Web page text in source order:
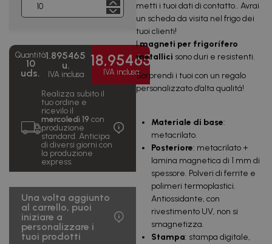
1000
0,72
720,28
2500
uds.
0,68
€/u.
1.705,92
€
IVA inclusa
5000
uds.
0,64
€/u.
3.222,29
IVA inclusa
10000
uds.
0,61
€/u.
6.065,49
€
IVA inclusa
uds.
€/u.
€
IVA inclusa
Quantità
10
uds.
1.895465
u.
IVA inclusa
18,95465
IVA inclusa
Realizza subito il
tuo ordine e
ricevilo il
mercoledì 19 con
produzione
standard. Anticipa
di diversi giorni con
la produzione
express.
Una volta aggiunto
al carrello, puoi
iniziare a
personalizzare i
tuoi prodotti
metti i tuoi dati di contatto.. Avrai
un scheda da visita nel frigo dei
tuoi clienti!
Imagneti per frigorífero
metallici sono duri e resistenti.
Sorprendi i tuoi con un regalo
personalizzato d’alta qualitá!
Materiale di base:
metacrilato.
Posteriore: metacrilato +
lamina magnetica di 1 mm di
spessore. Polveri di ferrite e
polimeri termoplastici.
Antiossidante, con
rivestimento UV, non si
smagnetizza.
Stampa: stampa digitale,